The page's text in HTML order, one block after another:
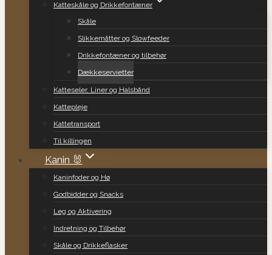
Katteskåle og Drikkefontæner
Skåle
Slikkemåtter og Slowfeeder
Drikkefontæner og tilbehør
Dækkeservietter
Katteseler, Liner og Halsbånd
Kattepleje
Kattetransport
Til killingen
Kanin 🐰
Kaninfoder og Hø
Godbidder og Snacks
Leg og Aktivering
Indretning og Tilbehør
Skåle og Drikkeflasker